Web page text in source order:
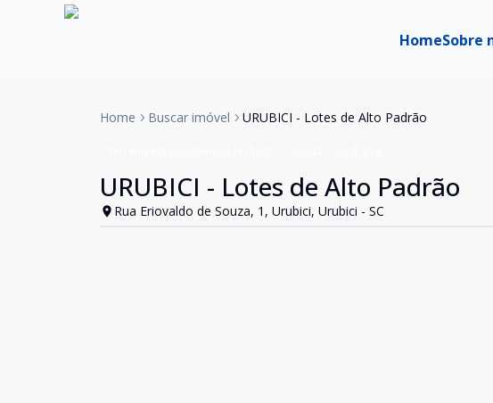
HomeSobre
Home Buscar imóvel URUBICI - Lotes de Alto Padrão
URUBICI - Lotes de Alto Padrão
Rua Eriovaldo de Souza, 1, Urubici, Urubici - SC